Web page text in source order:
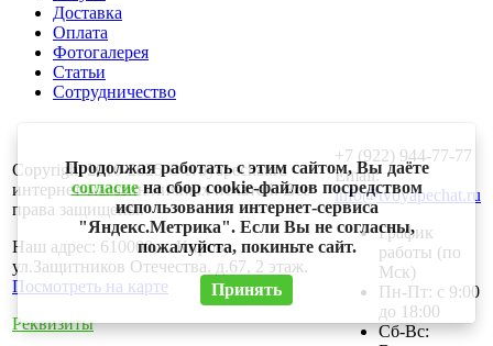
Доставка
Оплата
Фотогалерея
Статьи
Сотрудничество
Copyright 2010-2025 © tvoyapechat.ru -
интернет-магазин личных печатей. Все
права защищены.
Наш адрес: 610000, г. Киров,
ул.Защитников Отечества. д.67, 2 этаж.
Посмотреть на карте
Реквизиты
+7 (922) 944-77-77
Email:
info@tvoyapechat.ru
График
работы (по
Мск)
Пн-Пт: с 9:00
до 18:00
Сб-Вс:
Продолжая работать с этим сайтом, Вы даёте
согласиена сбор cookie-файлов посредством
использования интернет-сервиса
"Яндекс.Метрика". Если Вы не согласны,
пожалуйста, покиньте сайт.
Принять